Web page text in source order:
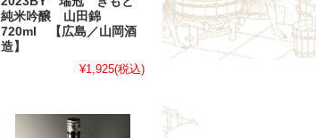
純米吟醸 山田錦
720ml 【広島／山岡酒
造】
¥1,925(税込)